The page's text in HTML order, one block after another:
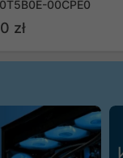
00CPE0
zł